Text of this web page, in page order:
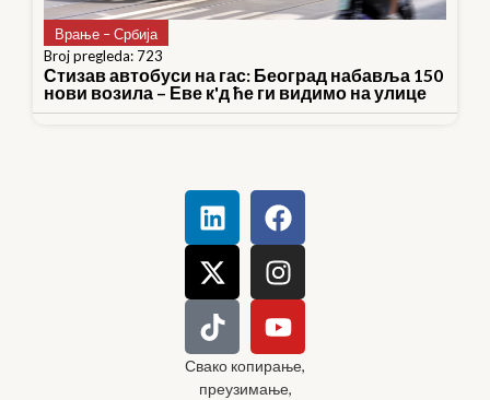
Врање – Србија
Broj pregleda: 723
Стизав автобуси на гас: Београд набавља 150
нови возила – Еве к'д ће ги видимо на улице
Свако копирање,
преузимање,